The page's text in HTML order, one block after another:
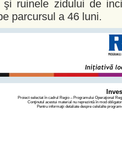
şi ruinele zidului de
parcursul a 46 luni.
Proiect selectat în cadrul Regio – Programului Operaţional
Conţinutul acestui material nu reprezintă în mod
Pentru informaţii detaliate despre celelalte